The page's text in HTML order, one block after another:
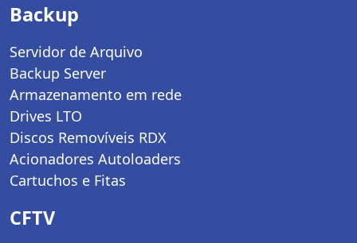
Backup
Servidor de Arquivo
Backup Server
Armazenamento em rede
Drives LTO
Discos Removíveis RDX
Acionadores Autoloaders
Cartuchos e Fitas
CFTV